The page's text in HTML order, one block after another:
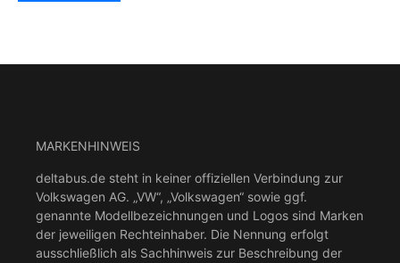
MARKENHINWEIS
deltabus.de steht in keiner offiziellen Verbindung zur
Volkswagen AG. „VW“, „Volkswagen“ sowie ggf.
genannte Modellbezeichnungen und Logos sind Marken
der jeweiligen Rechteinhaber. Die Nennung erfolgt
ausschließlich als Sachhinweis zur Beschreibung der